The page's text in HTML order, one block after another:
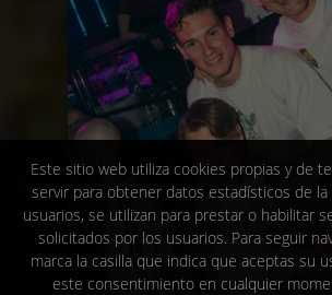
Este sitio web utiliza cookies propias y de
servir para obtener datos estadísticos de la
usuarios, se utilizan para prestar o habilitar
solicitados por los usuarios. Para seguir
marca la casilla que indica que aceptas su
este consentimiento en cualquier